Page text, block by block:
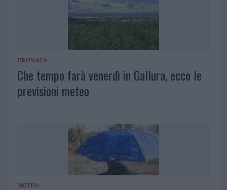
CRONACA
Che tempo farà venerdì in Gallura, ecco le
previsioni meteo
METEO